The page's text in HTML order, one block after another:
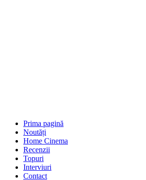
Prima pagină
Noutăți
Home Cinema
Recenzii
Topuri
Interviuri
Contact